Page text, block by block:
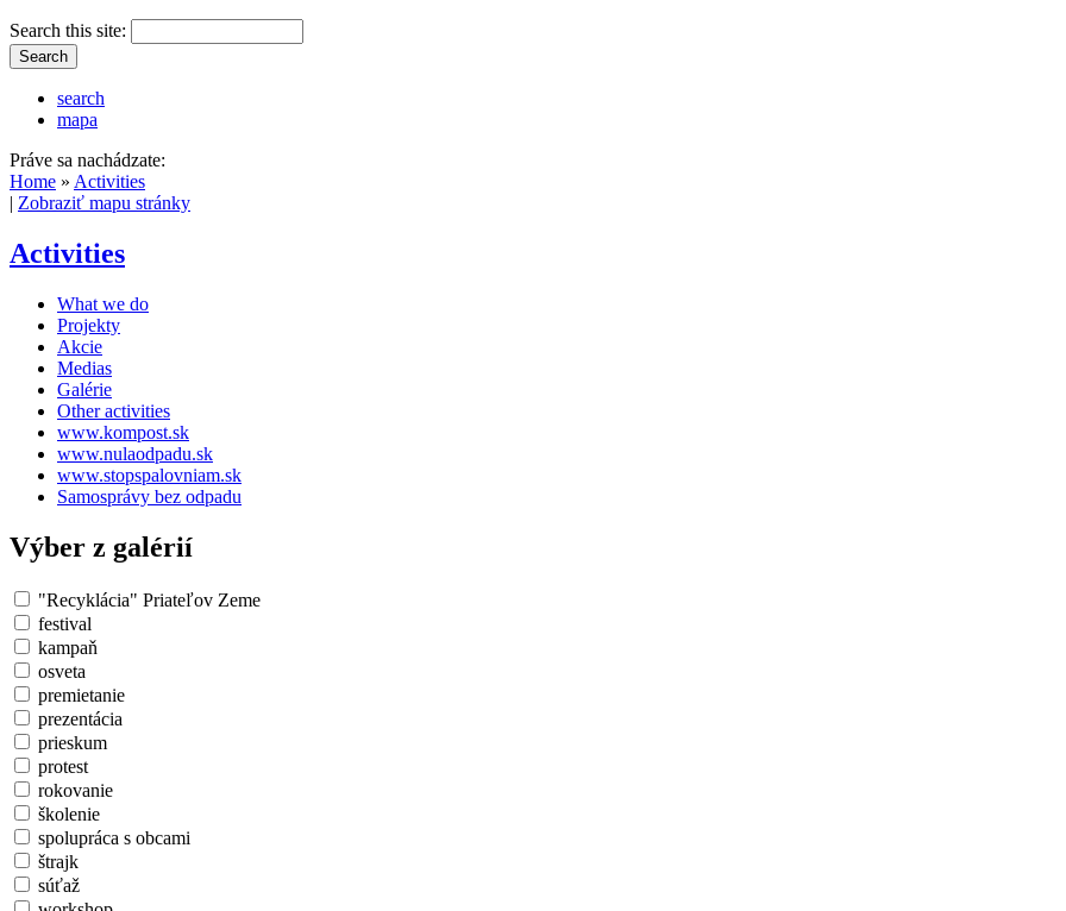
Search this site:
search
mapa
Práve sa nachádzate:
Home » Activities
| Zobraziť mapu stránky
Activities
What we do
Projekty
Akcie
Medias
Galérie
Other activities
www.kompost.sk
www.nulaodpadu.sk
www.stopspalovniam.sk
Samosprávy bez odpadu
Výber z galérií
"Recyklácia" Priateľov Zeme
festival
kampaň
osveta
premietanie
prezentácia
prieskum
protest
rokovanie
školenie
spolupráca s obcami
štrajk
súťaž